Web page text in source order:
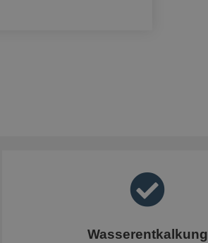
Wasserentkalkung